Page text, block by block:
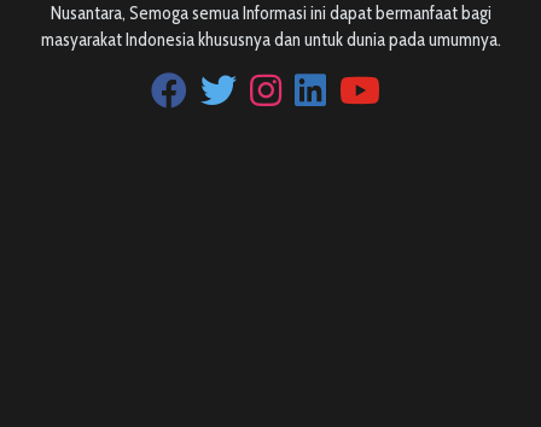
Nusantara, Semoga semua Informasi ini dapat bermanfaat bagi
masyarakat Indonesia khususnya dan untuk dunia pada umumnya.